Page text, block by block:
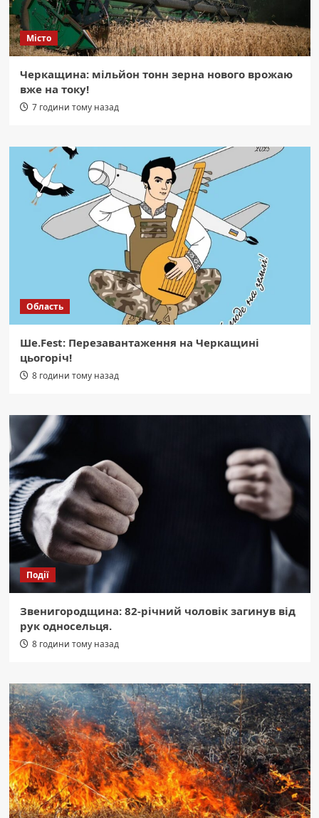
Місто
Черкащина: мільйон тонн зерна нового врожаю
вже на току!
7 години тому назад
Область
Ше.Fest: Перезавантаження на Черкащині
цьогоріч!
8 години тому назад
Події
Звенигородщина: 82-річний чоловік загинув від
рук односельця.
8 години тому назад